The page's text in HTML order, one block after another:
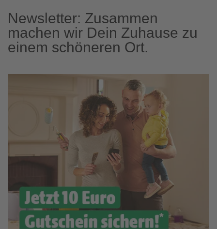
Newsletter: Zusammen
machen wir Dein Zuhause zu
einem schöneren Ort.